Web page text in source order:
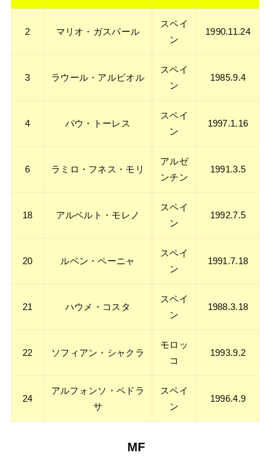
2 マリオ・ガスパール
スペイ
ン
1990.11.24
3 ラウール・アルビオル
スペイ
ン
1985.9.4
4 パウ・トーレス
スペイ
ン
1997.1.16
6 ラミロ・フネス・モリ
アルゼ
ンチン
1991.3.5
18 アルベルト・モレノ
スペイ
ン
1992.7.5
20 ルベン・ペーニャ
スペイ
ン
1991.7.18
21 ハウメ・コスタ
スペイ
ン
1988.3.18
22 ソフィアン・シャクラ
モロッ
コ
1993.9.2
24
アルフォンソ・ペドラ
サ
スペイ
ン
1996.4.9
MF